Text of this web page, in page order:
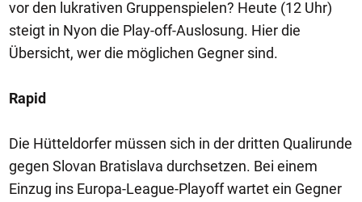
vor den lukrativen Gruppenspielen? Heute (12 Uhr)
steigt in Nyon die Play-off-Auslosung. Hier die
Übersicht, wer die möglichen Gegner sind.
Rapid
Die Hütteldorfer müssen sich in der dritten Qualirunde
gegen Slovan Bratislava durchsetzen. Bei einem
Einzug ins Europa-League-Playoff wartet ein Gegner